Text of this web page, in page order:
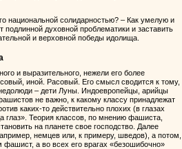
национальной солидарностью? – Как умелую и
духовной проблематики и заставить
и верховной победы идолища.
и выразительного, нежели его более
иной. Расовый. Его смысл сводится к тому,
– дети Луны. Индоевропейцы, арийцы
не важно, к какому классу принадлежат
каких-то действительно плохих (в глазах
глаз». Теория классов, по мнению фашиста,
на планете свое господство. Далее
немцев или, к примеру, шведов), а потом,
а во всех его врагах «безошибочно»